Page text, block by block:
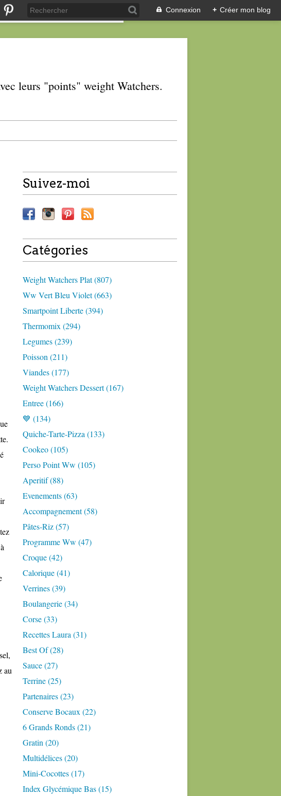
Connexion + Créer mon blog
leurs "points" weight Watchers.
au
Suivez-moi
Catégories
Weight Watchers Plat (807)
Ww Vert Bleu Violet (663)
Smartpoint Liberte (394)
Thermomix (294)
Legumes (239)
Poisson (211)
Viandes (177)
Weight Watchers Dessert (167)
Entree (166)
💙 (134)
Quiche-Tarte-Pizza (133)
Cookeo (105)
Perso Point Ww (105)
Aperitif (88)
Evenements (63)
Accompagnement (58)
Pâtes-Riz (57)
Programme Ww (47)
Croque (42)
Calorique (41)
Verrines (39)
Boulangerie (34)
Corse (33)
Recettes Laura (31)
Best Of (28)
Sauce (27)
Terrine (25)
Partenaires (23)
Conserve Bocaux (22)
6 Grands Ronds (21)
Gratin (20)
Multidélices (20)
Mini-Cocottes (17)
Index Glycémique Bas (15)